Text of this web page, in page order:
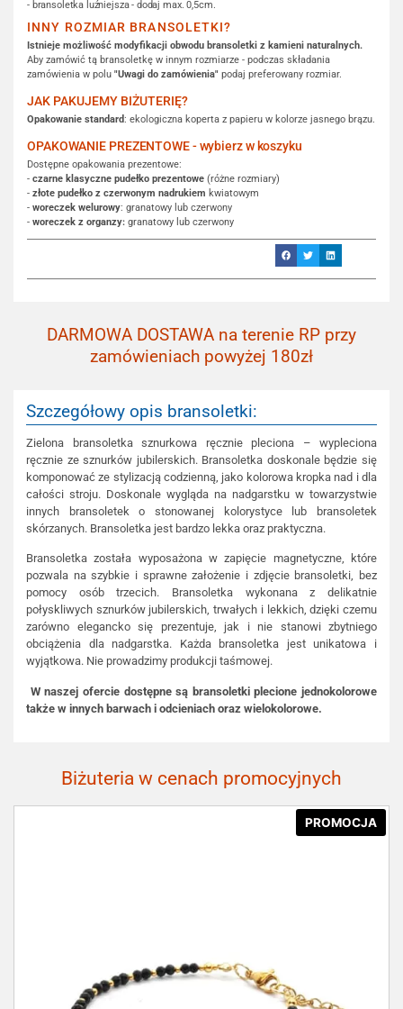
- bransoletka luźniejsza - dodaj max. 0,5cm.
INNY ROZMIAR BRANSOLETKI?
Istnieje możliwość modyfikacji obwodu bransoletki z kamieni naturalnych.
Aby zamówić tą bransoletkę w innym rozmiarze - podczas składania
zamówienia w polu "Uwagi do zamówienia" podaj preferowany rozmiar.
JAK PAKUJEMY BIŻUTERIĘ?
Opakowanie standard: ekologiczna koperta z papieru w kolorze jasnego brązu.
OPAKOWANIE PREZENTOWE - wybierz w koszyku
Dostępne opakowania prezentowe:
- czarne klasyczne pudełko prezentowe (różne rozmiary)
- złote pudełko z czerwonym nadrukiem kwiatowym
- woreczek welurowy: granatowy lub czerwony
- woreczek z organzy: granatowy lub czerwony
DARMOWA DOSTAWA na terenie RP przy
zamówieniach powyżej 180zł
Szczegółowy opis bransoletki:
Zielona bransoletka sznurkowa ręcznie pleciona – wypleciona
ręcznie ze sznurków jubilerskich. Bransoletka doskonale będzie się
komponować ze stylizacją codzienną, jako kolorowa kropka nad i dla
całości stroju. Doskonale wygląda na nadgarstku w towarzystwie
innych bransoletek o stonowanej kolorystyce lub bransoletek
skórzanych. Bransoletka jest bardzo lekka oraz praktyczna.
Bransoletka została wyposażona w zapięcie magnetyczne, które
pozwala na szybkie i sprawne założenie i zdjęcie bransoletki, bez
pomocy osób trzecich. Bransoletka wykonana z delikatnie
połyskliwych sznurków jubilerskich, trwałych i lekkich, dzięki czemu
zarówno elegancko się prezentuje, jak i nie stanowi zbytniego
obciążenia dla nadgarstka. Każda bransoletka jest unikatowa i
wyjątkowa. Nie prowadzimy produkcji taśmowej.
W naszej ofercie dostępne są bransoletki plecione jednokolorowe
także w innych barwach i odcieniach oraz wielokolorowe.
Biżuteria w cenach promocyjnych
PROMOCJA